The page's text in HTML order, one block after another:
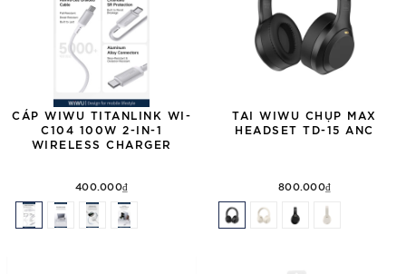
CÁP WIWU TITANLINK WI-
C104 100W 2-IN-1
WIRELESS CHARGER
400.000₫
TAI WIWU CHỤP MAX
HEADSET TD-15 ANC
800.000₫